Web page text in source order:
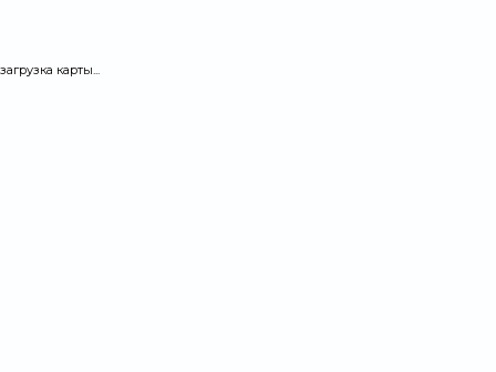
загрузка карты...